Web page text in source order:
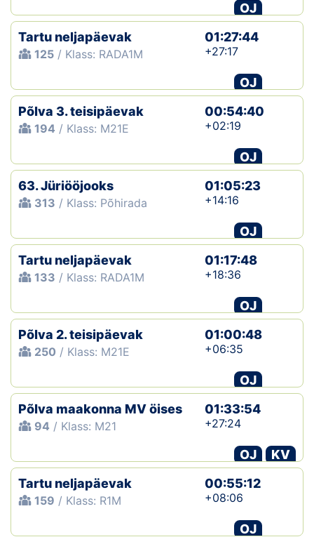
OJ
Tartu neljapäevak
125 / Klass: RADA1M
01:27:44
+27:17
OJ
Põlva 3. teisipäevak
194 / Klass: M21E
00:54:40
+02:19
OJ
63. Jüriööjooks
313 / Klass: Põhirada
01:05:23
+14:16
OJ
Tartu neljapäevak
133 / Klass: RADA1M
01:17:48
+18:36
OJ
Põlva 2. teisipäevak
250 / Klass: M21E
01:00:48
+06:35
OJ
Põlva maakonna MV öises
94 / Klass: M21
01:33:54
+27:24
OJ
KV
Tartu neljapäevak
159 / Klass: R1M
00:55:12
+08:06
OJ